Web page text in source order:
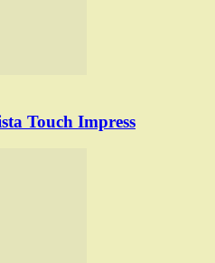
Touch Impress